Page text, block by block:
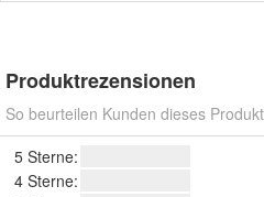
Produktrezensionen
So beurteilen Kunden dieses
5 Sterne:
4 Sterne: